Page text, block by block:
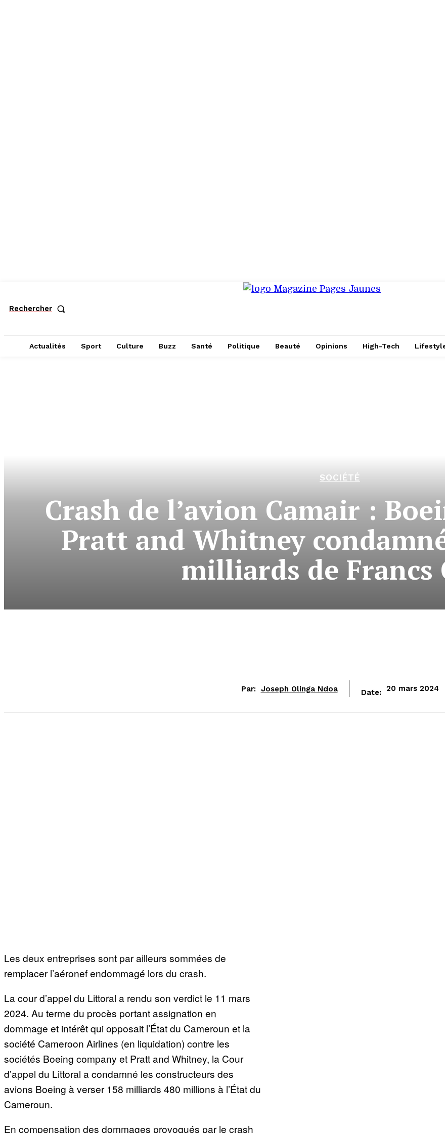
Rechercher
Actualités Sport Culture Buzz Santé Politique Beauté Opinions High-Tech
SOCIÉTÉ
Crash de l’avion Camair :
Pratt and Whitney
milliards de Francs
Par: Joseph Olinga Ndoa Date: 20 mars 2024
Les deux entreprises sont par ailleurs sommées de
remplacer l’aéronef endommagé lors du crash.
La cour d’appel du Littoral a rendu son verdict le 11 mars
2024. Au terme du procès portant assignation en
dommage et intérêt qui opposait l’État du Cameroun et la
société Cameroon Airlines (en liquidation) contre les
sociétés Boeing company et Pratt and Whitney, la Cour
d’appel du Littoral a condamné les constructeurs des
avions Boeing à verser 158 milliards 480 millions à l’État du
Cameroun.
En compensation des dommages provoqués par le crash